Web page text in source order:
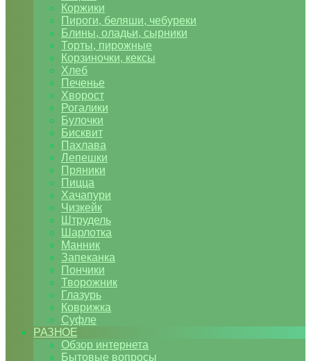
Коржики
Пироги, беляши, чебуреки
Блины, оладьи, сырники
Торты, пирожные
Корзиночки, кексы
Хлеб
Печенье
Хворост
Рогалики
Булочки
Бисквит
Пахлава
Лепешки
Пряники
Пицца
Хачапури
Чизкейк
Штрудель
Шарлотка
Манник
Запеканка
Пончики
Творожник
Глазурь
Коврижка
Суфле
РАЗНОЕ
Обзор интернета
Бытовые вопросы